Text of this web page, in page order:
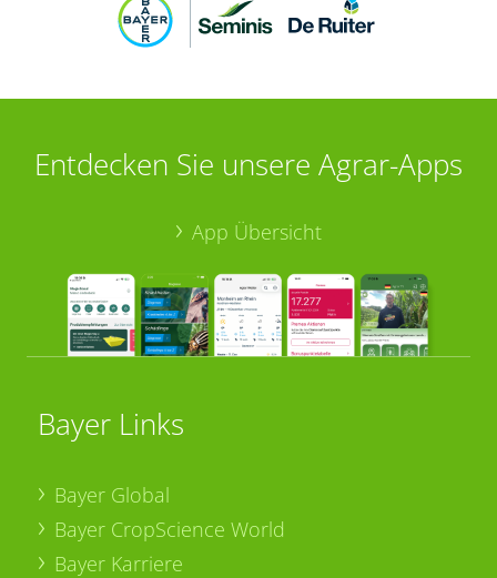
Entdecken Sie unsere Agrar-Apps
App Übersicht
Bayer Links
Bayer Global
Bayer CropScience World
Bayer Karriere